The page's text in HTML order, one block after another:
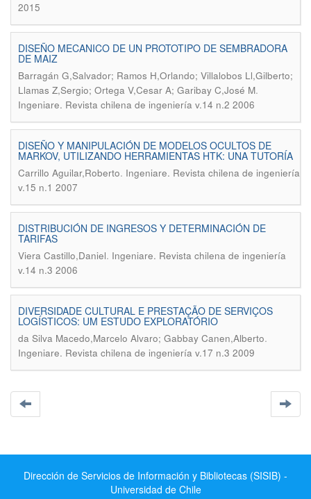
2015
DISEÑO MECANICO DE UN PROTOTIPO DE SEMBRADORA
DE MAIZ
Barragán G,Salvador; Ramos H,Orlando; Villalobos Ll,Gilberto;
Llamas Z,Sergio; Ortega V,Cesar A; Garibay C,José M.
Ingeniare. Revista chilena de ingeniería v.14 n.2 2006
DISEÑO Y MANIPULACIÓN DE MODELOS OCULTOS DE
MARKOV, UTILIZANDO HERRAMIENTAS HTK: UNA TUTORÍA
Carrillo Aguilar,Roberto. Ingeniare. Revista chilena de ingeniería
v.15 n.1 2007
DISTRIBUCIÓN DE INGRESOS Y DETERMINACIÓN DE
TARIFAS
Viera Castillo,Daniel. Ingeniare. Revista chilena de ingeniería
v.14 n.3 2006
DIVERSIDADE CULTURAL E PRESTAÇÃO DE SERVIÇOS
LOGÍSTICOS: UM ESTUDO EXPLORATÓRIO
da Silva Macedo,Marcelo Alvaro; Gabbay Canen,Alberto.
Ingeniare. Revista chilena de ingeniería v.17 n.3 2009
Dirección de Servicios de Información y Bibliotecas (SISIB) -
Universidad de Chile